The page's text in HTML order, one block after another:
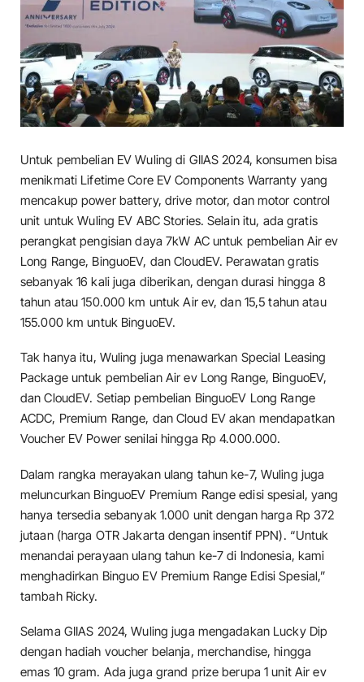
Untuk pembelian EV Wuling di GIIAS 2024, konsumen bisa
menikmati Lifetime Core EV Components Warranty yang
mencakup power battery, drive motor, dan motor control
unit untuk Wuling EV ABC Stories. Selain itu, ada gratis
perangkat pengisian daya 7kW AC untuk pembelian Air ev
Long Range, BinguoEV, dan CloudEV. Perawatan gratis
sebanyak 16 kali juga diberikan, dengan durasi hingga 8
tahun atau 150.000 km untuk Air ev, dan 15,5 tahun atau
155.000 km untuk BinguoEV.
Tak hanya itu, Wuling juga menawarkan Special Leasing
Package untuk pembelian Air ev Long Range, BinguoEV,
dan CloudEV. Setiap pembelian BinguoEV Long Range
ACDC, Premium Range, dan Cloud EV akan mendapatkan
Voucher EV Power senilai hingga Rp 4.000.000.
Dalam rangka merayakan ulang tahun ke-7, Wuling juga
meluncurkan BinguoEV Premium Range edisi spesial, yang
hanya tersedia sebanyak 1.000 unit dengan harga Rp 372
jutaan (harga OTR Jakarta dengan insentif PPN). “Untuk
menandai perayaan ulang tahun ke-7 di Indonesia, kami
menghadirkan Binguo EV Premium Range Edisi Spesial,”
tambah Ricky.
Selama GIIAS 2024, Wuling juga mengadakan Lucky Dip
dengan hadiah voucher belanja, merchandise, hingga
emas 10 gram. Ada juga grand prize berupa 1 unit Air ev